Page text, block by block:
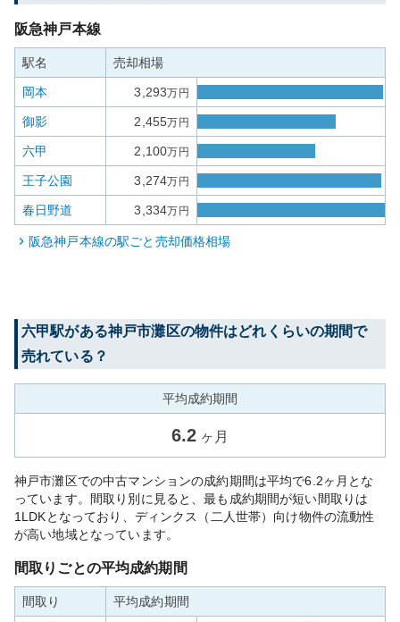
阪急神戸本線
駅名 売却相場
岡本 3,293万円
御影 2,455万円
六甲 2,100万円
王子公園 3,274万円
春日野道 3,334万円
阪急神戸本線の駅ごと売却価格相場
六甲駅がある神戸市灘区の物件はどれくらいの期間で
売れている？
平均成約期間
6.2 ヶ月
神戸市灘区での中古マンションの成約期間は平均で6.2ヶ月とな
っています。間取り別に見ると、最も成約期間が短い間取りは
1LDKとなっており、ディンクス（二人世帯）向け物件の流動性
が高い地域となっています。
間取りごとの平均成約期間
間取り 平均成約期間